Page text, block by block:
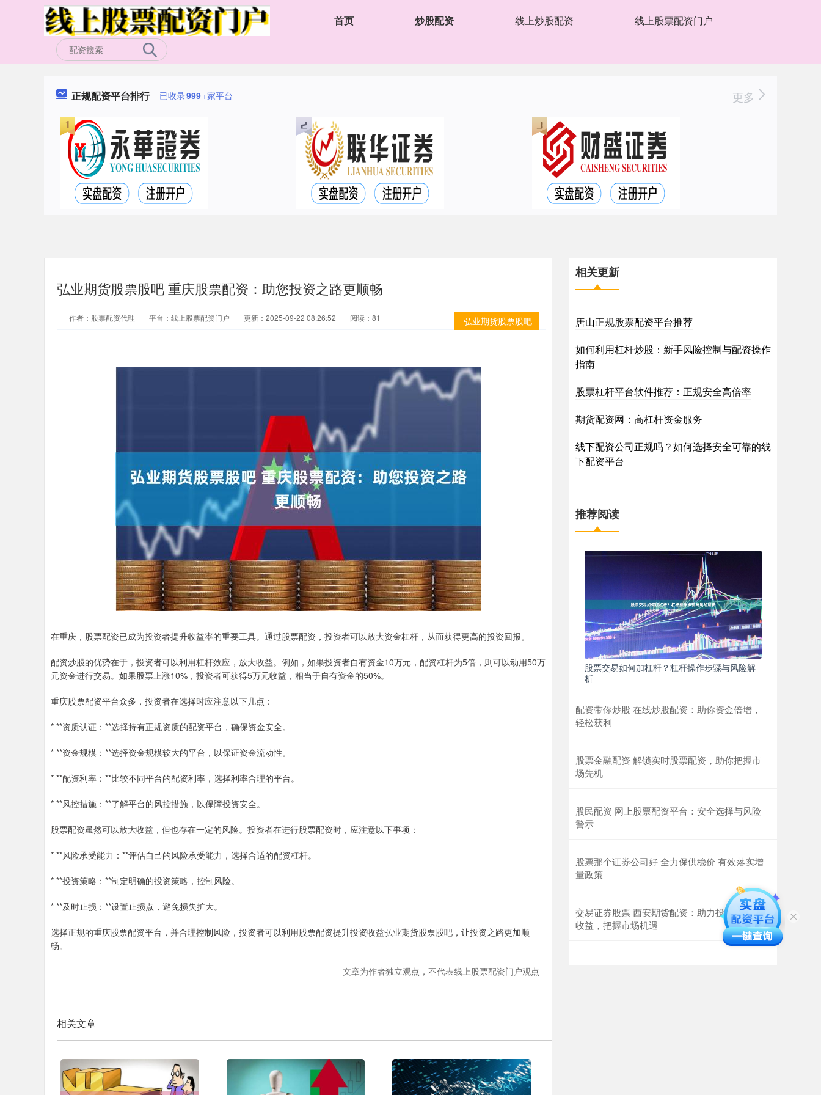
首页 炒股配资 线上炒股配资 线上股票配资门户
正规配资平台排行 已收录999+家平台 更多
弘业期货股票股吧 重庆股票配资：助您投资之路更顺畅
弘业期货股票股吧
作者：股票配资代理 平台：线上股票配资门户 更新：2025-09-22 08:26:52 阅读：81
在重庆，股票配资已成为投资者提升收益率的重要工具。通过股票配资，投资者可以放大资金杠杆，从而获得更高的投资回报。
配资炒股的优势在于，投资者可以利用杠杆效应，放大收益。例如，如果投资者自有资金10万元，配资杠杆为5倍，则可以动用50万
元资金进行交易。如果股票上涨10%，投资者可获得5万元收益，相当于自有资金的50%。
重庆股票配资平台众多，投资者在选择时应注意以下几点：
* **资质认证：**选择持有正规资质的配资平台，确保资金安全。
* **资金规模：**选择资金规模较大的平台，以保证资金流动性。
* **配资利率：**比较不同平台的配资利率，选择利率合理的平台。
* **风控措施：**了解平台的风控措施，以保障投资安全。
股票配资虽然可以放大收益，但也存在一定的风险。投资者在进行股票配资时，应注意以下事项：
* **风险承受能力：**评估自己的风险承受能力，选择合适的配资杠杆。
* **投资策略：**制定明确的投资策略，控制风险。
* **及时止损：**设置止损点，避免损失扩大。
选择正规的重庆股票配资平台，并合理控制风险，投资者可以利用股票配资提升投资收益弘业期货股票股吧，让投资之路更加顺
畅。
文章为作者独立观点，不代表线上股票配资门户观点
相关文章
相关更新
唐山正规股票配资平台推荐
如何利用杠杆炒股：新手风险控制与配资操作
指南
股票杠杆平台软件推荐：正规安全高倍率
期货配资网：高杠杆资金服务
线下配资公司正规吗？如何选择安全可靠的线
下配资平台
推荐阅读
股票交易如何加杠杆？杠杆操作步骤与风险解
析
配资带你炒股 在线炒股配资：助你资金倍增，
轻松获利
股票金融配资 解锁实时股票配资，助你把握市
场先机
股民配资 网上股票配资平台：安全选择与风险
警示
股票那个证券公司好 全力保供稳价 有效落实增
量政策
交易证券股票 西安期货配资：助力投资者放大
收益，把握市场机遇